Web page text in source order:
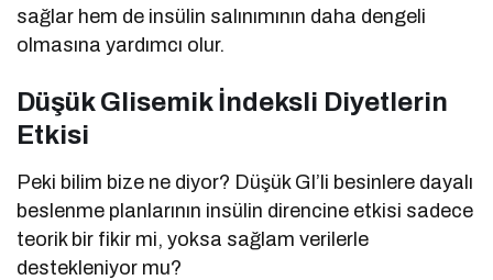
sağlar hem de insülin salınımının daha dengeli
olmasına yardımcı olur.
Düşük Glisemik İndeksli Diyetlerin
Etkisi
Peki bilim bize ne diyor? Düşük GI’li besinlere dayalı
beslenme planlarının insülin direncine etkisi sadece
teorik bir fikir mi, yoksa sağlam verilerle
destekleniyor mu?